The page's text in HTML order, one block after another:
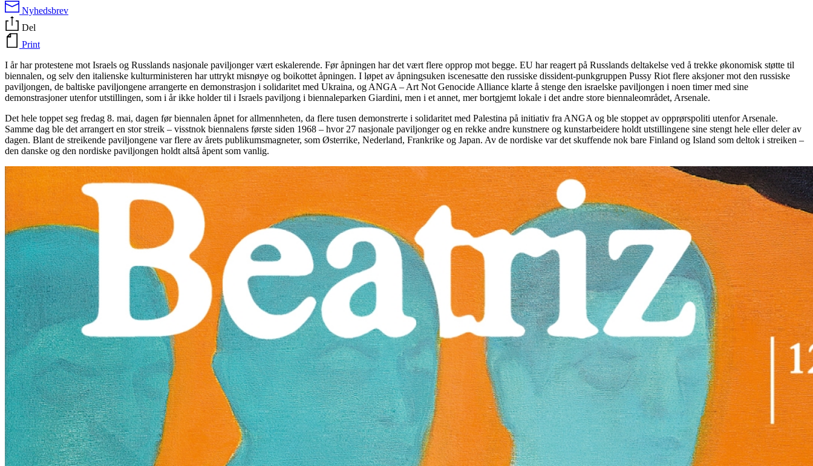
Nyhedsbrev
Del
Print
I år har protestene mot Israels og Russlands nasjonale paviljonger vært eskalerende. Før åpningen har det vært flere opprop mot begge. EU har reagert på Russlands deltakelse ved å trekke økonomisk støtte til
biennalen, og selv den italienske kulturministeren har uttrykt misnøye og boikottet åpningen. I løpet av åpningsuken iscenesatte den russiske dissident-punkgruppen Pussy Riot flere aksjoner mot den russiske
paviljongen, de baltiske paviljongene arrangerte en demonstrasjon i solidaritet med Ukraina, og ANGA – Art Not Genocide Alliance klarte å stenge den israelske paviljongen i noen timer med sine
demonstrasjoner utenfor utstillingen, som i år ikke holder til i Israels paviljong i biennaleparken Giardini, men i et annet, mer bortgjemt lokale i det andre store biennaleområdet, Arsenale.
Det hele toppet seg fredag 8. mai, dagen før biennalen åpnet for allmennheten, da flere tusen demonstrerte i solidaritet med Palestina på initiativ fra ANGA og ble stoppet av opprørspoliti utenfor Arsenale.
Samme dag ble det arrangert en stor streik – visstnok biennalens første siden 1968 – hvor 27 nasjonale paviljonger og en rekke andre kunstnere og kunstarbeidere holdt utstillingene sine stengt hele eller deler av
dagen. Blant de streikende paviljongene var flere av årets publikumsmagneter, som Østerrike, Nederland, Frankrike og Japan. Av de nordiske var det skuffende nok bare Finland og Island som deltok i streiken –
den danske og den nordiske paviljongen holdt altså åpent som vanlig.